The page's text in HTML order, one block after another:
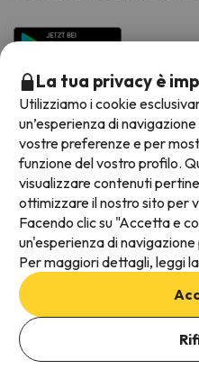
Metodi di pagamento
Termini e condizioni generali
Protezione dei dati
Informativa sui cookie
La tua privacy è
Utilizziamo i cookie
un’esperienza di
vostre preferenze e per
funzione del vostro profilo.
visualizzare contenuti
ottimizzare il nostro sito per
Facendo clic su "Accetta e
un'esperienza di
Per maggiori dettagli, leggi